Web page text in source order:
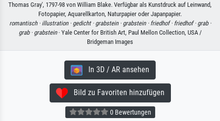
Thomas Gray', 1797-98 von William Blake. Verfügbar als Kunstdruck auf Leinwand,
Fotopapier, Aquarellkarton, Naturpapier oder Japanpapier.
romantisch · illustration · gedicht · grabstein · grabstein · friedhof · friedhof · grab ·
grab · grabstein· Yale Center for British Art, Paul Mellon Collection, USA /
Bridgeman Images
In 3D / AR ansehen
Bild zu Favoriten hinzufügen
0 Bewertungen